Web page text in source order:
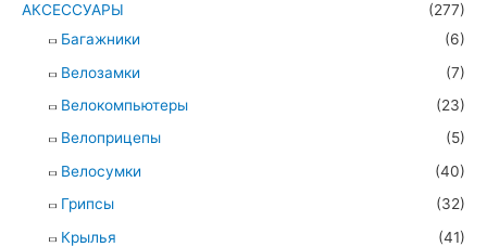
АКСЕССУАРЫ
(277)
Багажники
(6)
Велозамки
(7)
Велокомпьютеры
(23)
Велоприцепы
(5)
Велосумки
(40)
Грипсы
(32)
Крылья
(41)